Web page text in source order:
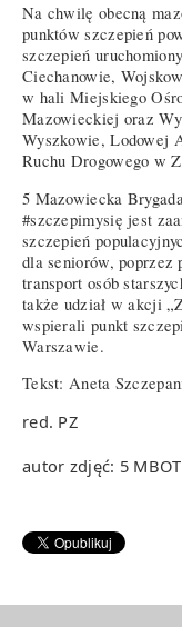
Na chwilę obecną
punktów szczepień
szczepień
Ciechanowie,
w hali Miejskiego
Mazowieckiej oraz
Wyszkowie, Lodowej
Ruchu Drogowego w
5 Mazowiecka
#szczepimysię jest
szczepień
dla seniorów, poprzez
transport osób
także udział w akcji
wspierali punkt
Warszawie.
Tekst: Aneta
red. PZ
autor zdjęć: 5 MBOT